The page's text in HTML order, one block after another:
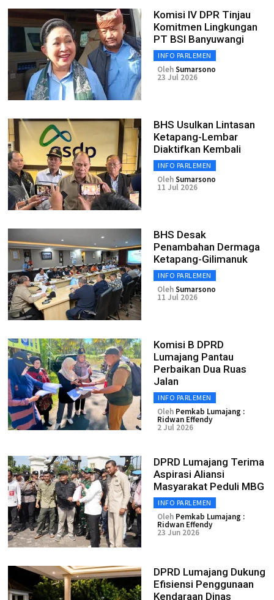
Komisi IV DPR Tinjau
Komitmen Lingkungan
PT BSI Banyuwangi
INFO PARLEMEN
OlehSumarsono
23 Jul 2026
BHS Usulkan Lintasan
Ketapang-Lembar
Diaktifkan Kembali
INFO PARLEMEN
OlehSumarsono
11 Jul 2026
BHS Desak
Penambahan Dermaga
Ketapang-Gilimanuk
INFO PARLEMEN
OlehSumarsono
11 Jul 2026
Komisi B DPRD
Lumajang Pantau
Perbaikan Dua Ruas
Jalan
INFO PARLEMEN
Oleh Pemkab Lumajang :
Ridwan Effendy
2 Jul 2026
DPRD Lumajang Terima
Aspirasi Aliansi
Masyarakat Peduli MBG
INFO PARLEMEN
Oleh Pemkab Lumajang :
Ridwan Effendy
23 Jun 2026
DPRD Lumajang Dukung
Efisiensi Penggunaan
Kendaraan Dinas